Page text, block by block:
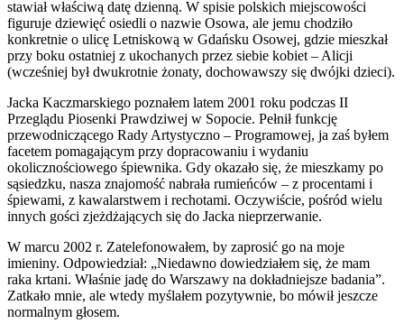
stawiał właściwą datę dzienną. W spisie polskich miejscowości
figuruje dziewięć osiedli o nazwie Osowa, ale jemu chodziło
konkretnie o ulicę Letniskową w Gdańsku Osowej, gdzie mieszkał
przy boku ostatniej z ukochanych przez siebie kobiet – Alicji
(wcześniej był dwukrotnie żonaty, dochowawszy się dwójki dzieci).
Jacka Kaczmarskiego poznałem latem 2001 roku podczas II
Przeglądu Piosenki Prawdziwej w Sopocie. Pełnił funkcję
przewodniczącego Rady Artystyczno – Programowej, ja zaś byłem
facetem pomagającym przy dopracowaniu i wydaniu
okolicznościowego śpiewnika. Gdy okazało się, że mieszkamy po
sąsiedzku, nasza znajomość nabrała rumieńców – z procentami i
śpiewami, z kawalarstwem i rechotami. Oczywiście, pośród wielu
innych gości zjeżdżających się do Jacka nieprzerwanie.
W marcu 2002 r. Zatelefonowałem, by zaprosić go na moje
imieniny. Odpowiedział: „Niedawno dowiedziałem się, że mam
raka krtani. Właśnie jadę do Warszawy na dokładniejsze badania”.
Zatkało mnie, ale wtedy myślałem pozytywnie, bo mówił jeszcze
normalnym głosem.